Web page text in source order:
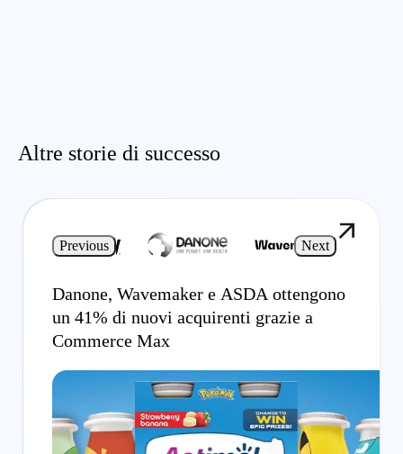
Altre storie di successo
Previous Next
Danone, Wavemaker e ASDA ottengono
un 41% di nuovi acquirenti grazie a
Commerce Max